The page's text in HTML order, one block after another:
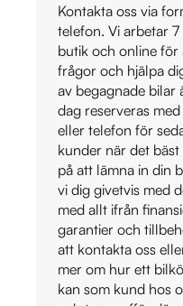
Kontakta oss via
telefon. Vi arbetar
butik och online för
frågor och hjälpa
av begagnade bilar
dag reserveras
eller telefon för
kunder när det
på att lämna in din
vi dig givetvis med
med allt ifrån
garantier och
att kontakta oss
mer om hur ett
kan som kund hos